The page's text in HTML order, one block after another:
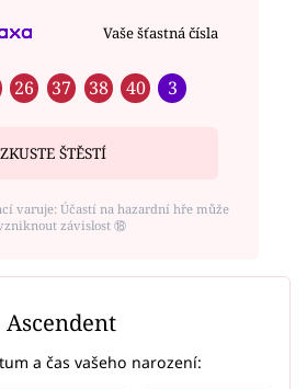
Vaše šťastná čísla
26 37 38 40 3
ZKUSTE ŠTĚSTÍ
varuje: Účastí na hazardní hře může
závislost ⑱
Ascendent
a čas vašeho narození: